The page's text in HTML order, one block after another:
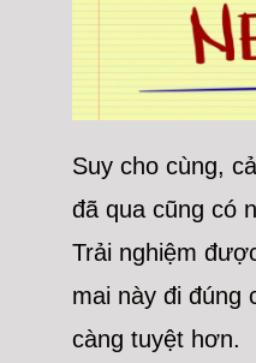
Suy cho cùng,
đã qua cũng có
Trải nghiệm
mai này đi đúng
càng tuyệt hơn.